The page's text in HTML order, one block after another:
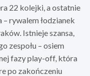
22 kolejki, a ostatnie
rywalem łodzianek
Istnieje szansa,
zespołu – osiem
fazy play-off, która
po zakończeniu